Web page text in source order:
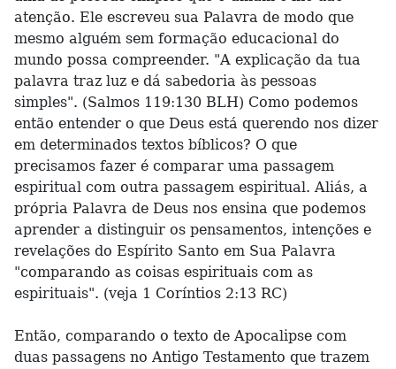
atenção. Ele escreveu sua Palavra de modo que
mesmo alguém sem formação educacional do
mundo possa compreender. "A explicação da tua
palavra traz luz e dá sabedoria às pessoas
simples". (Salmos 119:130 BLH) Como podemos
então entender o que Deus está querendo nos dizer
em determinados textos bíblicos? O que
precisamos fazer é comparar uma passagem
espiritual com outra passagem espiritual. Aliás, a
própria Palavra de Deus nos ensina que podemos
aprender a distinguir os pensamentos, intenções e
revelações do Espírito Santo em Sua Palavra
"comparando as coisas espirituais com as
espirituais". (veja 1 Coríntios 2:13 RC)
Então, comparando o texto de Apocalipse com
duas passagens no Antigo Testamento que trazem